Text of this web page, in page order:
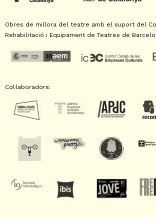
Obres de millora del teatre amb el suport del
Rehabilitació i Equipament de Teatres de
Col·laboradors: